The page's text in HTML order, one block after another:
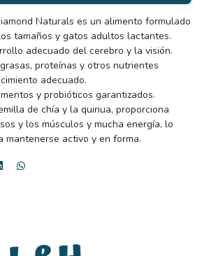
Naturals es un alimento formulado
tamaños y gatos adultos lactantes.
adecuado del cerebro y la visión.
proteínas y otros nutrientes
adecuado.
y probióticos garantizados.
de chía y la quinua, proporciona
y los músculos y mucha energía, lo
mantenerse activo y en forma.